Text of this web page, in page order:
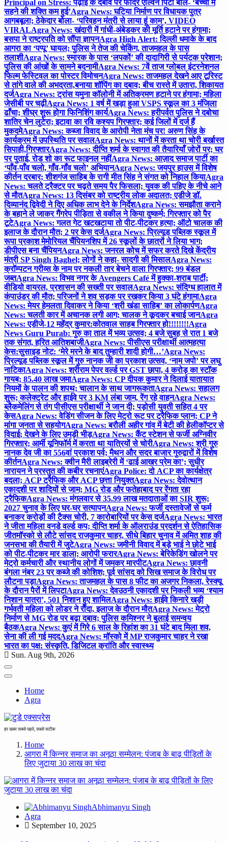
Principal on Stress: पढ़ाई के दबाव पर फादर एल्विन पिंटो बोले- ‘बच्चों में
सहने की शक्ति कम हुई’Agra News: घटिया निर्माण पर विधायक पुत्र
आगबबूला; ठेकेदार बोला- ‘परिवहन मंत्री से लाया हूं काम’, VIDEO
VIRALAgra News: खंदारी में गांधी-अंबेडकर की मूर्ति हटाने पर हंगामा;
बसपा ने राष्ट्रपति को सौंपा ज्ञापनAgra High Alert: दिल्ली धमाके के बाद
आगरा का ‘पप्पू’ घायल; पुलिस ने तेज की चेकिंग, ताजमहल के पास
तलाशीAgra News: स्मारक के पास ‘लपकों’ की दादागिरी से पर्यटक परेशान;
पुलिस की आंखों के सामने बदनामीAgra News: 7वें ताज ग्लोबल इंटरनेशनल
फिल्म फेस्टिवल का पोस्टर विमोचनAgra News: ताजमहल देखने आए टूरिस्ट
से तांगे वाले की अभद्रता,बनाया शॉपिंग का दबाव; बीच रास्ते में उतारा, शिकायत
दर्जAgra News: ट्रांस यमुना कॉलोनी में अतिक्रमण हटाने पर हंगामा; महिला
जेसीबी पर चढ़ीAgra News: 1 वर्ष में खड़ा हुआ VSPS स्कूल का 3 मंजिला
ढाँचा; शीघ्र शुरू होगा फिनिशिंग कार्यAgra News: हरीपर्वत पुलिस ने दबोचा
शातिर चेन लुटेरा; इटावा का रवि कश्यप गिरफ्तार; कई जिलों में दर्ज हैं
मुकदमेAgra News: कब्जा विवाद के आरोपी नेता मंच पर! अरुण सिंह के
कार्यक्रम में उपस्थिति पर सवालAgra News: थानों में करता था चोरी बर्खास्त
सिपाही,गिरफ्तारAgra News: दीप्ति शर्मा के स्वागत की तैयारियाँ ज़ोरों पर; घर
पर पुताई, रोड शो का रूट फाइनल नहींAgra News: आज़ाद समाज पार्टी का
‘पाँव-पाँव चलो, गाँव-गाँव चलो’ अभियानAgra News: जयपुर हाउस में विशेष
कीर्तन दरबार; शीशगंज साहिब के रागी मीत सिंह ने संगत को निहाल कियाAgra
News: चलते ट्रैक्टर पर चढ़ते समय पैर फिसला; युवक की पहिए के नीचे आने
से मौतAgra News: 13 दिसंबर को राष्ट्रीय लोक अदालत; एडीजे डॉ.
दिव्यानंद द्विवेदी ने दिए अधिक लाभ देने के निर्देशAgra News: समझौता कराने
के बहाने ले जाकर गैंगरेप पीड़िता से वकील ने किया दुष्कर्म; गिरफ्तार को पैर
टूटेAgra News: गलत गेट खटखटाया तो पीट-पीटकर हत्या; ऑटो चालक की
इलाज के दौरान मौत; 2 पर केस दर्जAgra News: प्रिल्यूड पब्लिक स्कूल में
रूपा प्रकाश मेमोरियल चैंपियनशिप में 26 स्कूलों के छात्रों ने लिया भाग;
डीपीएस बना चैंपियनAgra News: जनरल कोच में सफर करते दिखे केंद्रीय
मंत्री SP Singh Baghel; लोगों ने कहा- सादगी की मिसालAgra News:
क्रॉम्पटन ग्रीव्स के नाम पर नकली तार बेचने वाला गिरफ्तार; 99 बंडल
जब्तAgra News: विभव नगर के Avengers Café में हुक्का-शराब पार्टी;
वीडियो वायरल, प्रशासन की सख्ती पर सवालAgra News: संदिग्ध हालात में
कंपाउंडर की मौत; परिजनों ने शव सड़क पर रखकर किया 3 घंटे हंगामाAgra
News: मेयर हेमलता दिवाकर ने किया ‘श्री खंडा साहिब’ का लोकार्पणAgra
News: चलती कार में अचानक लगी आग; चालक ने कूदकर बचाई जानAgra
News: एडीजे-12 महेंद्र कुमार:कोतवाल साहब गिरफ्तार हो!!!!!!!!Agra
News Guru Purab: गुरु का ताल में भव्य उत्सव; 4 बजे सुबह से रात 1 बजे
तक संगत, हरित आतिशबाजीAgra News: पीसीएस परीक्षार्थी आत्महत्या
केस:सुसाइड नोट: ‘मेरे मरने के बाद तुम्हारी शादी होगी…’Agra News:
प्रिल्यूड पब्लिक स्कूल में गुरु नानक जी का प्रकाश उत्सव, ‘नाम जपो’ पर लघु
नाटिकाAgra News: श्रीराम पेपर वर्ल्ड पर GST छापा, 4 करोड़ का स्टॉक
गायब; 85.40 लाख जमाAgra News: CP दीपक कुमार ने दिलाई यातायात
नियमों के पालन की शपथ; चालान के साथ जागरूकताAgra News: सहालग
शुरू; कलेक्ट्रेट और हाईवे पर 3 KM लंबा जाम, रेंग रहे वाहनAgra News:
ब्लैकमेलिंग से तंग पीसीएस परीक्षार्थी ने जान दी; पड़ोसी युवती सहित 4 पर
केसAgra News: वेडिंग सीजन के लिए मेट्रो रूट पर ट्रैफिक प्लान; CP ने
मांगा जनता से सहयोगAgra News: बरौली अहीर गांव में बेटी की हेलीकॉप्टर से
विदाई; देखने के लिए उमड़ी भीड़Agra News: कैंट स्टेशन से फर्जी अग्निवीर
गिरफ्तार; आर्मी यूनिफॉर्म में करता था यात्रियों से चोरीAgra News: श्री गुरु
नानक देव जी का 556वां प्रकाश पर्व; मैथन और सदर बाजार गुरुद्वारों में विशेष
कीर्तनAgra News: क्वीन मैरी लाइब्रेरी में ‘ढाई आखर प्रेम का’; सुधीर
नारायन ने प्रस्तुत की कबीर रचनाएंAgra Police: दो ACP का कार्यक्षेत्र
बदला; ACP ट्रैफिक और ACP छत्ता नियुक्तAgra News: देवोत्थान
एकादशी पर शादियों से जाम; MG रोड और फतेहाबाद पर रेंगता रहा
ट्रैफिकAgra News: मंगलवार से 35.99 लाख मतदाताओं का SIR शुरू;
2027 चुनाव के लिए घर-घर सत्यापनAgra News: फर्जी दस्तावेजों से फर्म
बनाकर करोड़ों की टैक्स चोरी, 7 कारोबारियों पर केस दर्जAgra News: भारत
ने जीता महिला वनडे वर्ल्ड कप; दीप्ति शर्मा के ऑलराउंड प्रदर्शन से ऐतिहासिक
जीतमॉस्को से लौटे सांसद राजकुमार चाहर, सीधे बिहार चुनाव में अमित शाह की
जनसभा की तैयारी में जुटेAgra News: जमीनी विवाद में बड़े भाई ने छोटे भाई
को पीट-पीटकर मार डाला; आरोपी फरारAgra News: बेरिकेडिंग खोलने पर
मेट्रो कर्मचारी और स्थानीय लोगों में जमकर मारपीटAgra News: छावनी
बंगला नंबर 23 पर कब्जे की कोशिश; पूर्व सांसद को सिख समाज के विरोध पर
लौटना पड़ाAgra News: ताजमहल के पास 8 फीट का अजगर निकला, रेस्क्यू
के दौरान पैरों में लिपटाAgra News: देवउठनी एकादशी पर निकली भव्य ‘श्याम
निशान यात्रा’, 501 निशान हुए शामिलAgra News: हाईवे किनारे खड़ी
गर्भवती महिला को लोडर ने रौंदा, इलाज के दौरान मौतAgra News: मेट्रो
निर्माण से MG रोड पर बढ़ा दबाव; पुलिस कमिश्नर ने बुलाई समन्वय
बैठकAgra News: कुएं में गिरे 6 साल के रिहांश का 31 घंटे बाद मिला शव,
सेना की ली गई मददAgra News: मॉस्को में MP राजकुमार चाहर ने रखा
भारत का पक्ष: संस्कृति, डिजिटल क्रांति और स्वास्थ्य
Sun. Aug 9th, 2026
Home
Agra
हर खबर सबसे पहले, सबसे सटीक
Home
आगरा में किन्नर समाज का अनूठा सम्मेलन: पंजाब के बाढ़ पीड़ितों के
लिए जुटाया 30 लाख का चंदा
Abhimanyu Singh
Agra
September 10, 2025